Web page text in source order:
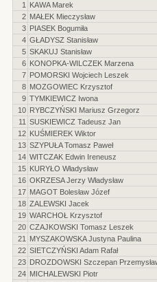
1
KAWA Marek
2 MAŁEK Mieczysław
3 PIASEK Bogumiła
4 GŁADYSZ Stanisław
5 SKAKUJ Stanisław
6 KONOPKA-WILCZEK Marzena
7 POMORSKI Wojciech Leszek
8 MOZGOWIEC Krzysztof
9 TYMKIEWICZ Iwona
10 RYBCZYŃSKI Mariusz Grzegorz
11 SUSKIEWICZ Tadeusz Jan
12 KUŚMIEREK Wiktor
13 SZYPUŁA Tomasz Paweł
14 WITCZAK Edwin Ireneusz
15 KURYŁO Władysław
16 OKRZESA Jerzy Władysław
17 MAGOT Bolesław Józef
18 ZALEWSKI Jacek
19 WARCHOŁ Krzysztof
20 CZAJKOWSKI Tomasz Leszek
21
MYSZAKOWSKA Justyna Paulina
22 SIETCZYŃSKI Adam Rafał
23 DROZDOWSKI Szczepan
24 MICHALEWSKI Piotr